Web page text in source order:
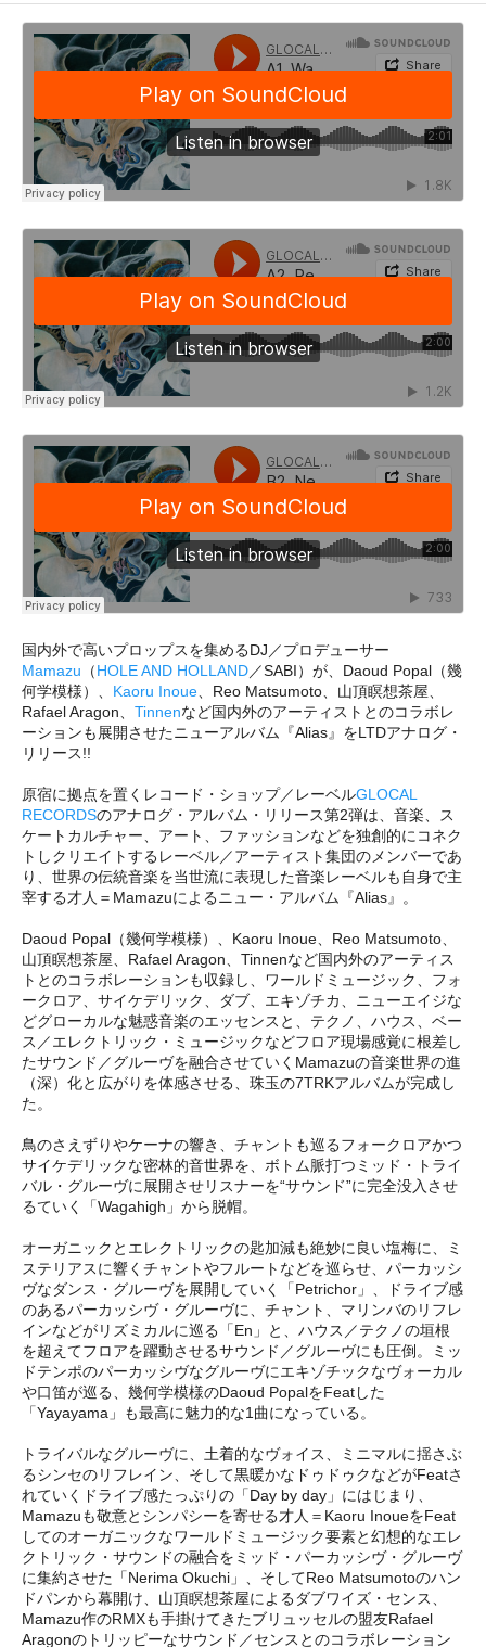
国内外で高いプロップスを集めるDJ／プロデューサー
Mamazu （HOLE AND HOLLAND／SABI）が、Daoud Popal（幾
何学模様）、 Kaoru Inoue 、Reo Matsumoto、山頂瞑想茶屋、
Rafael Aragon、 Tinnenなど国内外のアーティストとのコラボレ
ーションも展開させたニューアルバム『Alias』をLTDアナログ・
リリース!!
原宿に拠点を置くレコード・ショップ／レーベルGLOCAL
RECORDSのアナログ・アルバム・リリース第2弾は、音楽、ス
ケートカルチャー、アート、ファッションなどを独創的にコネク
トしクリエイトするレーベル／アーティスト集団のメンバーであ
り、世界の伝統音楽を当世流に表現した音楽レーベルも自身で主
宰する才人＝Mamazuによるニュー・アルバム『Alias』。
Daoud Popal（幾何学模様）、Kaoru Inoue、Reo Matsumoto、
山頂瞑想茶屋、Rafael Aragon、Tinnenなど国内外のアーティス
トとのコラボレーションも収録し、ワールドミュージック、フォ
ークロア、サイケデリック、ダブ、エキゾチカ、ニューエイジな
どグローカルな魅惑音楽のエッセンスと、テクノ、ハウス、ベー
ス／エレクトリック・ミュージックなどフロア現場感覚に根差し
たサウンド／グルーヴを融合させていくMamazuの音楽世界の進
（深）化と広がりを体感させる、珠玉の7TRKアルバムが完成し
た。
鳥のさえずりやケーナの響き、チャントも巡るフォークロアかつ
サイケデリックな密林的音世界を、ボトム脈打つミッド・トライ
バル・グルーヴに展開させリスナーを“サウンド”に完全没入させ
るていく「Wagahigh」から脱帽。
オーガニックとエレクトリックの匙加減も絶妙に良い塩梅に、ミ
ステリアスに響くチャントやフルートなどを巡らせ、パーカッシ
ヴなダンス・グルーヴを展開していく「Petrichor」、ドライブ感
のあるパーカッシヴ・グルーヴに、チャント、マリンバのリフレ
インなどがリズミカルに巡る「En」と、ハウス／テクノの垣根
を超えてフロアを躍動させるサウンド／グルーヴにも圧倒。ミッ
ドテンポのパーカッシヴなグルーヴにエキゾチックなヴォーカル
や口笛が巡る、幾何学模様のDaoud PopalをFeatした
「Yayayama」も最高に魅力的な1曲になっている。
トライバルなグルーヴに、土着的なヴォイス、ミニマルに揺さぶ
るシンセのリフレイン、そして黒暖かなドゥドゥクなどがFeatさ
れていくドライブ感たっぷりの「Day by day」にはじまり、
Mamazuも敬意とシンパシーを寄せる才人＝Kaoru InoueをFeat
してのオーガニックなワールドミュージック要素と幻想的なエレ
クトリック・サウンドの融合をミッド・パーカッシヴ・グルーヴ
に集約させた「Nerima Okuchi」、そしてReo Matsumotoのハン
ドパンから幕開け、山頂瞑想茶屋によるダブワイズ・センス、
Mamazu作のRMXも手掛けてきたブリュッセルの盟友Rafael
Aragonのトリッピーなサウンド／センスとのコラボレーション